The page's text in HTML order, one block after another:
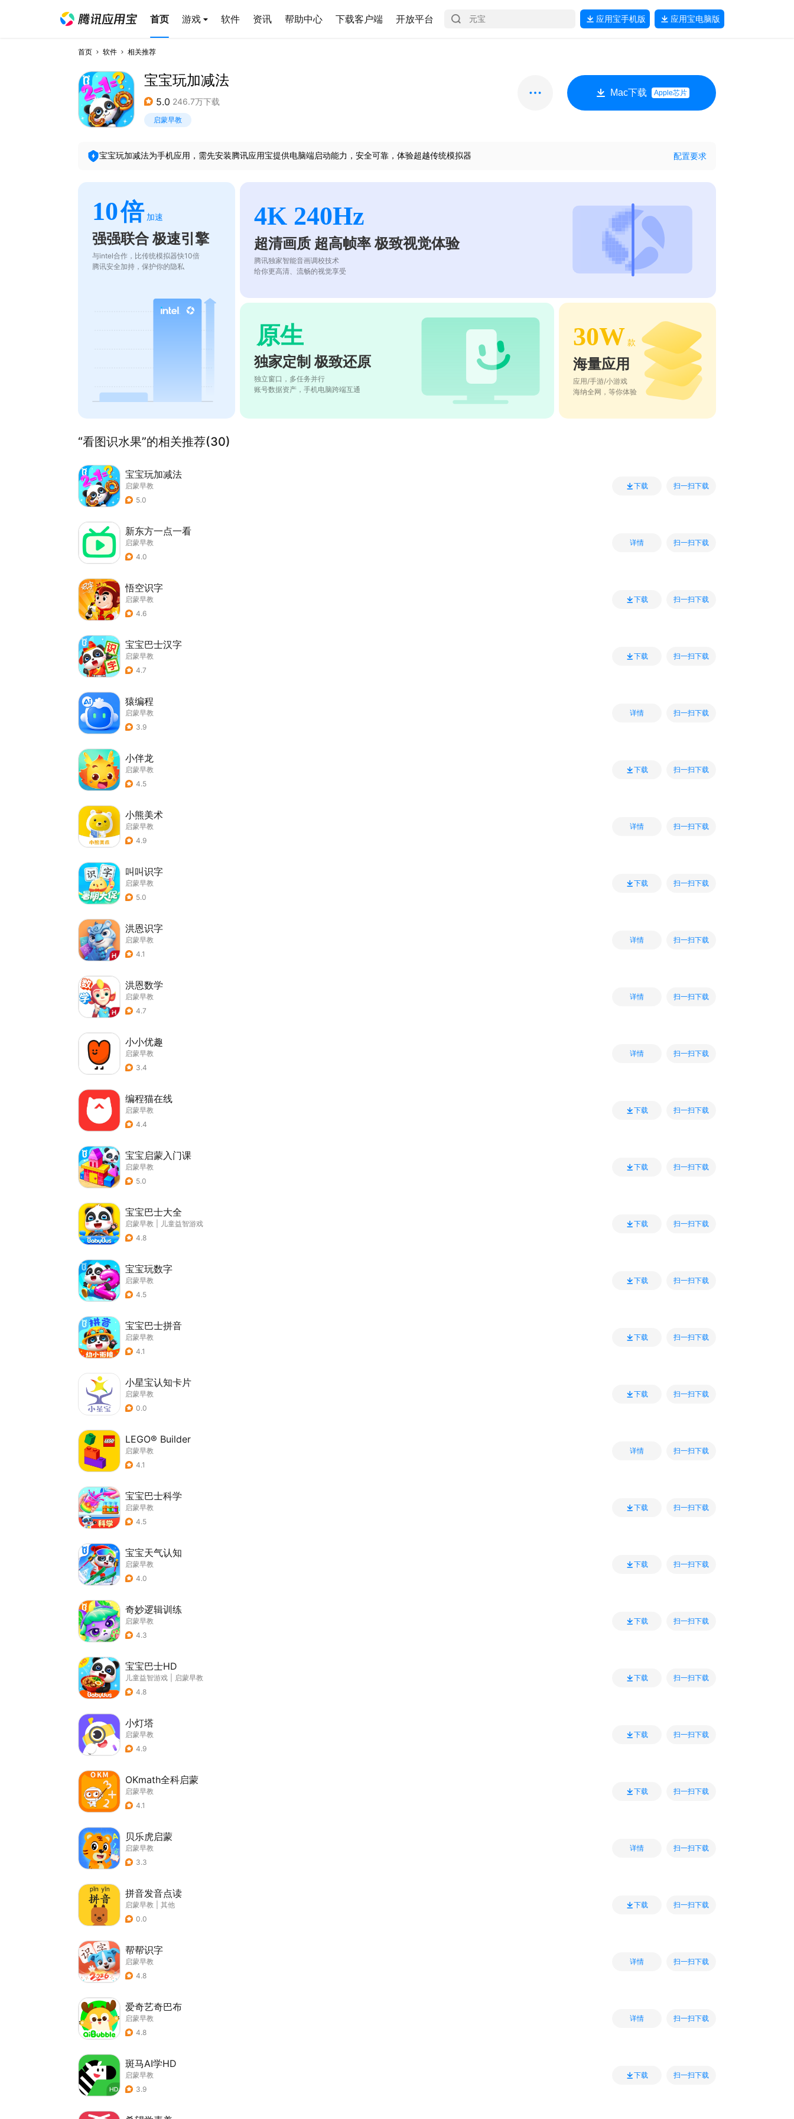
首页 游戏 软件 资讯 帮助中心 下载客户端 开放平台 应用宝手机版 应用宝电脑版
首页 软件 相关推荐
宝宝玩加减法
5.0 246.7万下载
启蒙早教
Mac下载 Apple芯片
宝宝玩加减法为手机应用，需先安装腾讯应用宝提供电脑端启动能力，安全可靠，体验超越传统模拟器 配置要求
10倍 加速
强强联合 极速引擎
与intel合作，比传统模拟器快10倍
腾讯安全加持，保护你的隐私
4K 240Hz
超清画质 超高帧率 极致视觉体验
腾讯独家智能音画调校技术
给你更高清、流畅的视觉享受
原生
独家定制 极致还原
独立窗口，多任务并行
账号数据资产，手机电脑跨端互通
30W 款
海量应用
应用/手游/小游戏
海纳全网，等你体验
“看图识水果”的相关推荐(30)
宝宝玩加减法
启蒙早教
5.0
下载 扫一扫下载
新东方一点一看
启蒙早教
4.0
详情 扫一扫下载
悟空识字
启蒙早教
4.6
下载 扫一扫下载
宝宝巴士汉字
启蒙早教
4.7
下载 扫一扫下载
猿编程
启蒙早教
3.9
详情 扫一扫下载
小伴龙
启蒙早教
4.5
下载 扫一扫下载
小熊美术
启蒙早教
4.9
详情 扫一扫下载
叫叫识字
启蒙早教
5.0
下载 扫一扫下载
洪恩识字
启蒙早教
4.1
详情 扫一扫下载
洪恩数学
启蒙早教
4.7
详情 扫一扫下载
小小优趣
启蒙早教
3.4
详情 扫一扫下载
编程猫在线
启蒙早教
4.4
下载 扫一扫下载
宝宝启蒙入门课
启蒙早教
5.0
下载 扫一扫下载
宝宝巴士大全
启蒙早教
儿童益智游戏
4.8
下载 扫一扫下载
宝宝玩数字
启蒙早教
4.5
下载 扫一扫下载
宝宝巴士拼音
启蒙早教
4.1
下载 扫一扫下载
小星宝认知卡片
启蒙早教
0.0
下载 扫一扫下载
LEGO® Builder
启蒙早教
4.1
详情 扫一扫下载
宝宝巴士科学
启蒙早教
4.5
下载 扫一扫下载
宝宝天气认知
启蒙早教
4.0
下载 扫一扫下载
奇妙逻辑训练
启蒙早教
4.3
下载 扫一扫下载
宝宝巴士HD
儿童益智游戏
启蒙早教
4.8
下载 扫一扫下载
小灯塔
启蒙早教
4.9
下载 扫一扫下载
OKmath全科启蒙
启蒙早教
4.1
下载 扫一扫下载
贝乐虎启蒙
启蒙早教
3.3
详情 扫一扫下载
拼音发音点读
启蒙早教
其他
0.0
下载 扫一扫下载
帮帮识字
启蒙早教
4.8
详情 扫一扫下载
爱奇艺奇巴布
启蒙早教
4.8
详情 扫一扫下载
斑马AI学HD
启蒙早教
3.9
下载 扫一扫下载